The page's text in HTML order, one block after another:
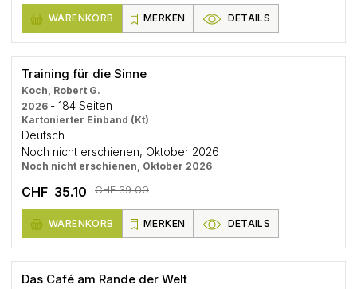
WARENKORB MERKEN DETAILS
Training für die Sinne
Koch, Robert G.
2026 - 184 Seiten
Kartonierter Einband (Kt)
Deutsch
Noch nicht erschienen, Oktober 2026
Noch nicht erschienen, Oktober 2026
CHF 35.10 CHF 39.00
WARENKORB MERKEN DETAILS
Das Café am Rande der Welt